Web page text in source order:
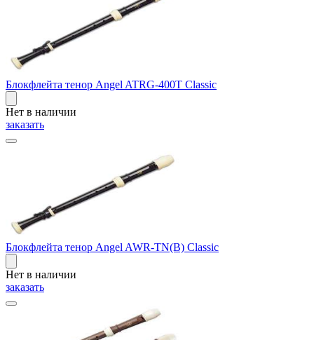
Блокфлейта тенор Angel ATRG-400T Classic
Нет в наличии
заказать
Блокфлейта тенор Angel AWR-TN(B) Classic
Нет в наличии
заказать